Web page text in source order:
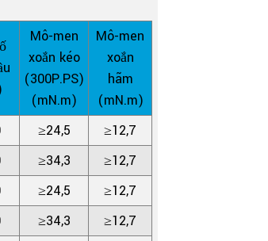
Mô-men
xoắn kéo
(300P.PS)
(mN.m)
Mô-men
xoắn
hãm
(mN.m)
≥24,5
≥12,7
≥34,3
≥12,7
≥24,5
≥12,7
≥34,3
≥12,7